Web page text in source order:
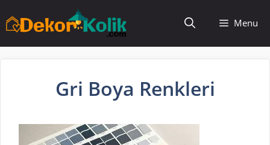
atla
Menu
Gri Boya Renkleri